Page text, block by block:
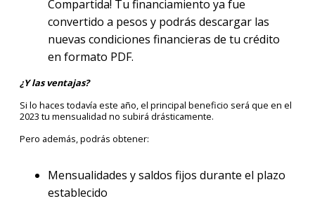
Compartida! Tu financiamiento ya fue
convertido a pesos y podrás descargar las
nuevas condiciones financieras de tu crédito
en formato PDF.
¿Y las ventajas?
Si lo haces todavía este año, el principal beneficio será que en el
2023 tu mensualidad no subirá drásticamente.
Pero además, podrás obtener:
Mensualidades y saldos fijos durante el plazo
establecido